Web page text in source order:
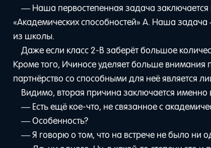
— Наша первостепенная задача заключается
«Академических способностей» A. Наша
из школы.
Даже если класс 2-B заберёт большое
Кроме того, Ичиносе уделяет больше
партнёрство со способными для неё является
Видимо, вторая причина заключается именно
— Есть ещё кое-что, не связанное с
— Особенность?
— Я говорю о том, что на встрече не было ни